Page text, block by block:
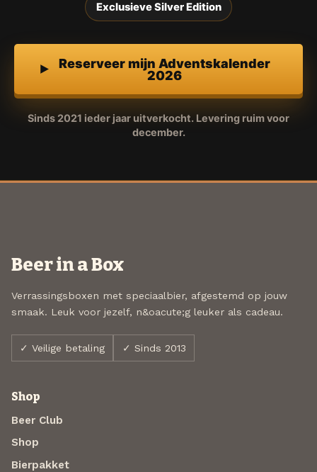
Exclusieve Silver Edition
Reserveer mijn Adventskalender
2026
Sinds 2021 ieder jaar uitverkocht. Levering ruim voor
december.
Beer in a Box
Verrassingsboxen met speciaalbier, afgestemd op jouw
smaak. Leuk voor jezelf, n&oacute;g leuker als cadeau.
✓ Veilige betaling ✓ Sinds 2013
Shop
Beer Club
Shop
Bierpakket